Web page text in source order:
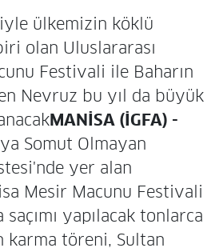
ülkemizin köklü
olan Uluslararası
Festivali ile Baharın
Nevruz bu yıl da büyük
MANİSA (İGFA) -
Somut Olmayan
yer alan
Mesir Macunu Festivali
saçımı yapılacak tonlarca
karma töreni, Sultan